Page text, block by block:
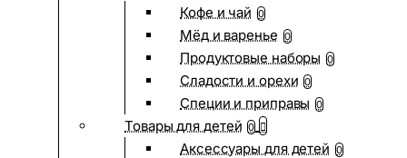
Кофе и чай 0
Мёд и варенье 0
Продуктовые наборы 0
Сладости и орехи 0
Специи и приправы 0
Товары для детей 0
Аксессуары для детей 0